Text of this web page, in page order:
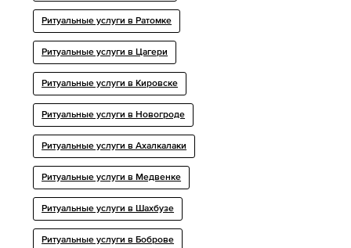
Ритуальные услуги в Ратомке
Ритуальные услуги в Цагери
Ритуальные услуги в Кировске
Ритуальные услуги в Новогроде
Ритуальные услуги в Ахалкалаки
Ритуальные услуги в Медвенке
Ритуальные услуги в Шахбузе
Ритуальные услуги в Боброве